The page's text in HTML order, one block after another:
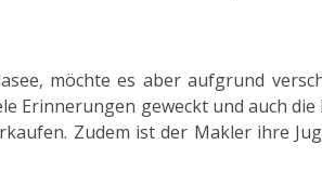
möchte es aber aufgrund
Erinnerungen geweckt und auch
Zudem ist der Makler ihre